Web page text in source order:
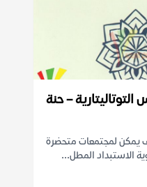
– حنة
يمكن لمجتمعات متحضرة
الاستبداد المطل...